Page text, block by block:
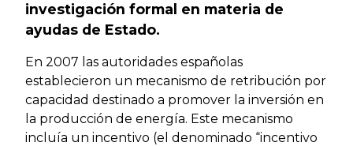
investigación formal en materia de
ayudas de Estado.
En 2007 las autoridades españolas
establecieron un mecanismo de retribución por
capacidad destinado a promover la inversión en
la producción de energía. Este mecanismo
incluía un incentivo (el denominado “incentivo